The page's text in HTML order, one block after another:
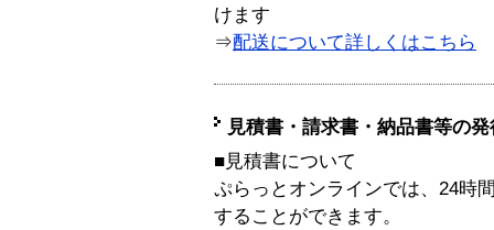
けます
⇒配送について詳しくはこちら
見積書・請求書・納品書等の
■見積書について
ぷらっとオンラインでは、24時
することができます。